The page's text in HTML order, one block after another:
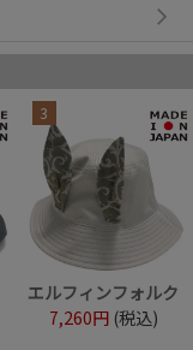
3
エルフィンフォルク
7,260円 (税込)